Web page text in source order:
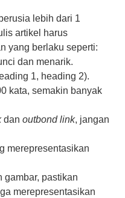
lebih dari 1
artikel harus
yang berlaku seperti:
dan menarik.
1, heading 2).
kata, semakin banyak
dan outbond link, jangan
merepresentasikan
gambar, pastikan
merepresentasikan